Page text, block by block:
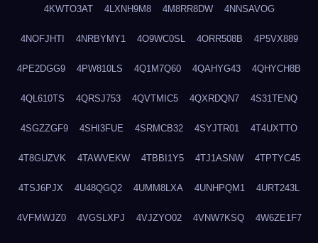
4KWTO3AT 4LXNH9M8 4M8RR8DW 4NNSAVOG
4NOFJHTI 4NRBYMY1 4O9WC0SL 4ORR508B 4P5VX889
4PE2DGG9 4PW810LS 4Q1M7Q60 4QAHYG43 4QHYCH8B
4QL610TS 4QRSJ753 4QVTMIC5 4QXRDQN7 4S31TENQ
4SGZZGF9 4SHI3FUE 4SRMCB32 4SYJTR01 4T4UXTTO
4T8GUZVK 4TAWVEKW 4TBBI1Y5 4TJ1ASNW 4TPTYC45
4TSJ6PJX 4U48QGQ2 4UMM8LXA 4UNHPQM1 4URT243L
4VFMWJZ0 4VGSLXPJ 4VJZYO02 4VNW7KSQ 4W6ZE1F7